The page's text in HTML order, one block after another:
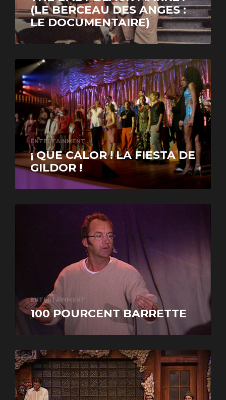
(LE BERCEAU DES ANGES :
LE DOCUMENTAIRE)
ENTERTAINMENT
¡ QUE CALOR ! LA FIESTA DE
GILDOR !
ENTERTAINMENT
100 POURCENT BARRETTE